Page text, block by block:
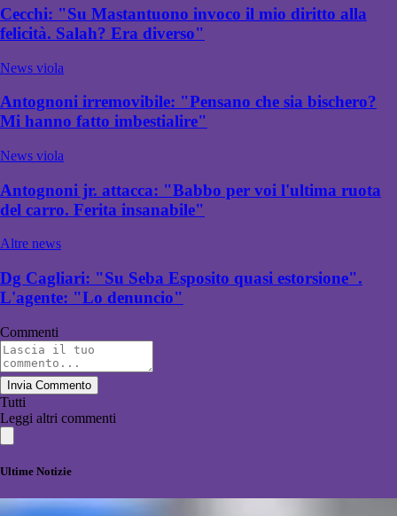
Cecchi: "Su Mastantuono invoco il mio diritto alla
felicità. Salah? Era diverso"
News viola
Antognoni irremovibile: "Pensano che sia bischero?
Mi hanno fatto imbestialire"
News viola
Antognoni jr. attacca: "Babbo per voi l'ultima ruota
del carro. Ferita insanabile"
Altre news
Dg Cagliari: "Su Seba Esposito quasi estorsione".
L'agente: "Lo denuncio"
Commenti
Invia Commento
Tutti
Leggi altri commenti
Ultime Notizie